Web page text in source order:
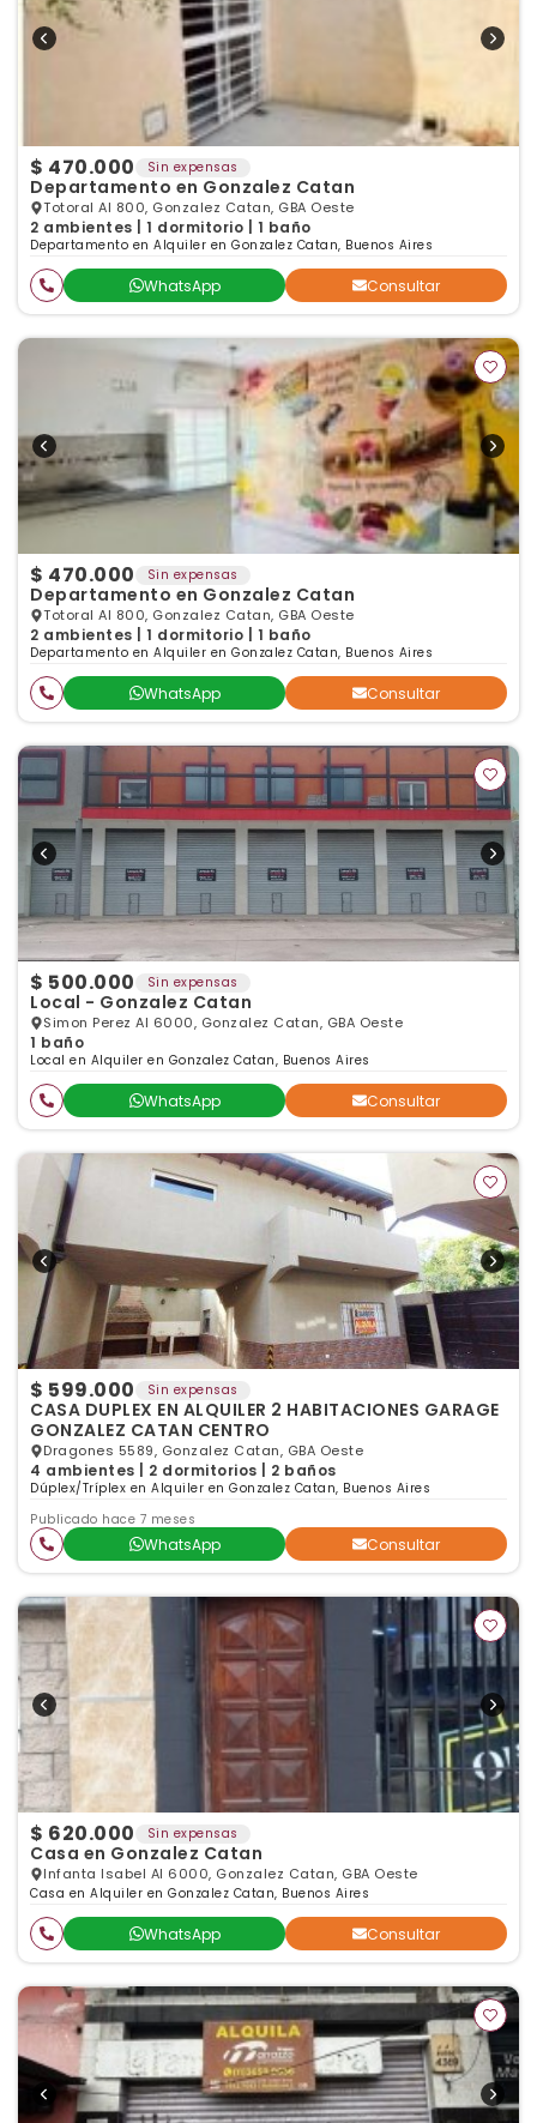
$ 470.000 Sin expensas
Departamento en Gonzalez Catan
Totoral Al 800, Gonzalez Catan, GBA Oeste
2 ambientes | 1 dormitorio | 1 baño
Departamento en Alquiler en Gonzalez Catan, Buenos Aires
WhatsApp Consultar
$ 470.000 Sin expensas
Departamento en Gonzalez Catan
Totoral Al 800, Gonzalez Catan, GBA Oeste
2 ambientes | 1 dormitorio | 1 baño
Departamento en Alquiler en Gonzalez Catan, Buenos Aires
WhatsApp Consultar
$ 500.000 Sin expensas
Local - Gonzalez Catan
Simon Perez Al 6000, Gonzalez Catan, GBA Oeste
1 baño
Local en Alquiler en Gonzalez Catan, Buenos Aires
WhatsApp Consultar
$ 599.000 Sin expensas
CASA DUPLEX EN ALQUILER 2 HABITACIONES GARAGE
GONZALEZ CATAN CENTRO
Dragones 5589, Gonzalez Catan, GBA Oeste
4 ambientes | 2 dormitorios | 2 baños
Dúplex/Tríplex en Alquiler en Gonzalez Catan, Buenos Aires
Publicado hace 7 meses
WhatsApp Consultar
$ 620.000 Sin expensas
Casa en Gonzalez Catan
Infanta Isabel Al 6000, Gonzalez Catan, GBA Oeste
Casa en Alquiler en Gonzalez Catan, Buenos Aires
WhatsApp Consultar